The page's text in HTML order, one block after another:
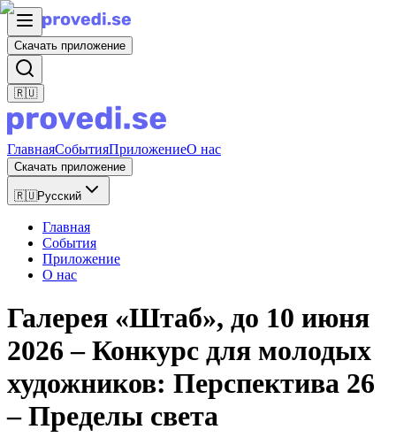
Скачать приложение
🇷🇺
ГлавнаяСобытияПриложениеО нас
Скачать приложение
🇷🇺Русский
Главная
События
Приложение
О нас
Галерея «Штаб», до 10 июня
2026 – Конкурс для молодых
художников: Перспектива 26
– Пределы света